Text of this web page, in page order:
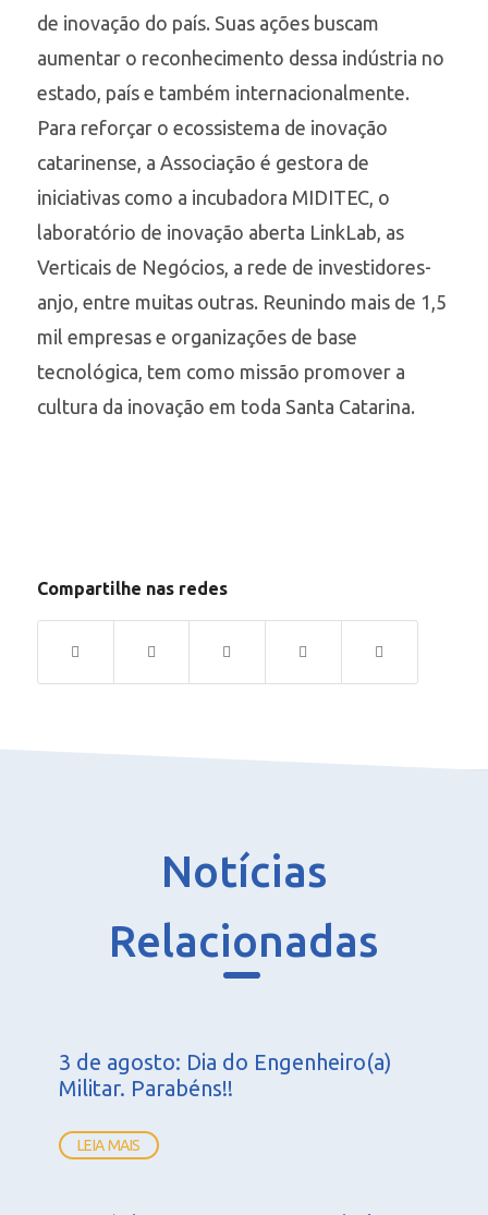
de inovação do país. Suas ações buscam
aumentar o reconhecimento dessa indústria no
estado, país e também internacionalmente.
Para reforçar o ecossistema de inovação
catarinense, a Associação é gestora de
iniciativas como a incubadora MIDITEC, o
laboratório de inovação aberta LinkLab, as
Verticais de Negócios, a rede de investidores-
anjo, entre muitas outras. Reunindo mais de 1,5
mil empresas e organizações de base
tecnológica, tem como missão promover a
cultura da inovação em toda Santa Catarina.
Compartilhe nas redes
Notícias
Relacionadas
3 de agosto: Dia do Engenheiro(a)
Militar. Parabéns!!
LEIA MAIS